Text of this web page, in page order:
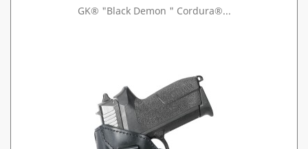
GK® "Black Demon " Cordura®...